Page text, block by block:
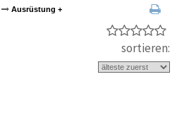
Ausrüstung +
sortieren: